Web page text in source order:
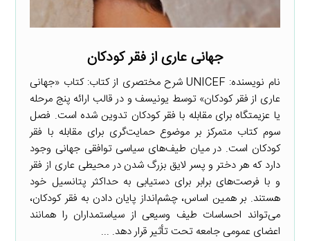
جهانی عاری از فقر کودکان
نام نویسنده: UNICEF شرح مختصری از کتاب: کتاب «جهانی
عاری از فقر کودکان» توسط یونیسف و در قالب ارائه پنج مرحله
یا عزیمتگاه برای مقابله با فقر کودکان تدوین شده است. فصل
سوم کتاب متمرکز بر موضوع حمایت‌گری برای مقابله با فقر
کودکان است. در میان طیف‌های سیاسی توافقی جهانی وجود
دارد که هر دختر و پسر لایق بزرگ شدن در محیطی عاری از فقر
و با فرصت‌های برابر برای دستیابی به حداکثر پتانسیل خود
هستند. بر همین اساس، چشم‌انداز پایان دادن به فقر کودکان،
می‌تواند احساسات طیف وسیعی از سیاستمداران را همانند
اعضای عمومی جامعه تحت تأثیر قرار دهد. ...